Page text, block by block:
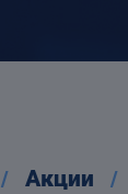
Акции